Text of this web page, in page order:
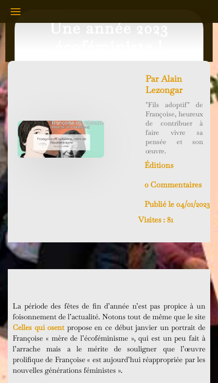
Une année 2023
ParAlain
Lezongar
"Fils adoptif" de
Françoise, heureux
de contribuer à
faire vivre sa
pensée et son
œuvre.
Éditions
0 Commentaires
Publié le 04/01/2023
Visites : 81
La période des fêtes de fin d’année n’est pas propice à un
foisonnement de l’actualité. Notons tout de même que le site
Celles qui osentpropose en ce début janvier un portrait de
Françoise « mère de l’écoféminisme », qui est un peu fait à
l’arrache mais a le mérite de souligner que l’œuvre
prolifique de Françoise « est aujourd’hui réappropriée par les
nouvelles générations féministes ».